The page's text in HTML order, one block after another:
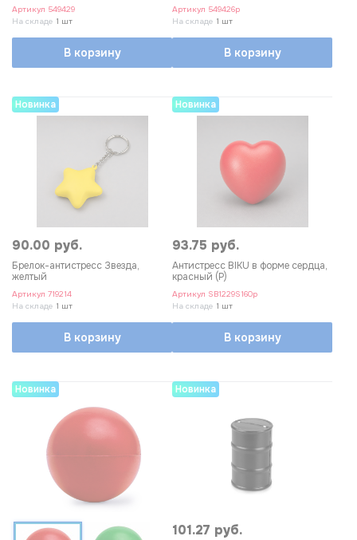
Артикул 549429
На складе 1 шт
В корзину
Артикул 549426p
На складе 1 шт
В корзину
Новинка
90.00 руб.
Брелок-антистресс Звезда,
желтый
Артикул 719214
На складе 1 шт
В корзину
Новинка
93.75 руб.
Антистресс BIKU в форме сердца,
красный (Р)
Артикул SB1229S160p
На складе 1 шт
В корзину
Новинка Новинка
101.27 руб.